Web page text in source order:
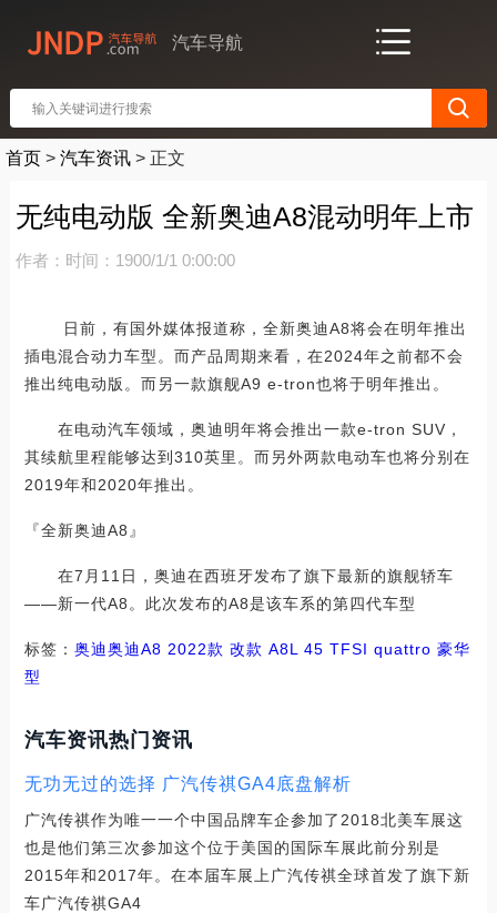
汽车导航
首页 > 汽车资讯 > 正文
无纯电动版 全新奥迪A8混动明年上市
作者： 时间：1900/1/1 0:00:00
日前，有国外媒体报道称，全新奥迪A8将会在明年推出
插电混合动力车型。而产品周期来看，在2024年之前都不会
推出纯电动版。而另一款旗舰A9 e-tron也将于明年推出。
在电动汽车领域，奥迪明年将会推出一款e-tron SUV，
其续航里程能够达到310英里。而另外两款电动车也将分别在
2019年和2020年推出。
『全新奥迪A8』
在7月11日，奥迪在西班牙发布了旗下最新的旗舰轿车
——新一代A8。此次发布的A8是该车系的第四代车型
标签： 奥迪奥迪A8 2022款 改款 A8L 45 TFSI quattro 豪华
型
汽车资讯热门资讯
无功无过的选择 广汽传祺GA4底盘解析
广汽传祺作为唯一一个中国品牌车企参加了2018北美车展这
也是他们第三次参加这个位于美国的国际车展此前分别是
2015年和2017年。在本届车展上广汽传祺全球首发了旗下新
车广汽传祺GA4